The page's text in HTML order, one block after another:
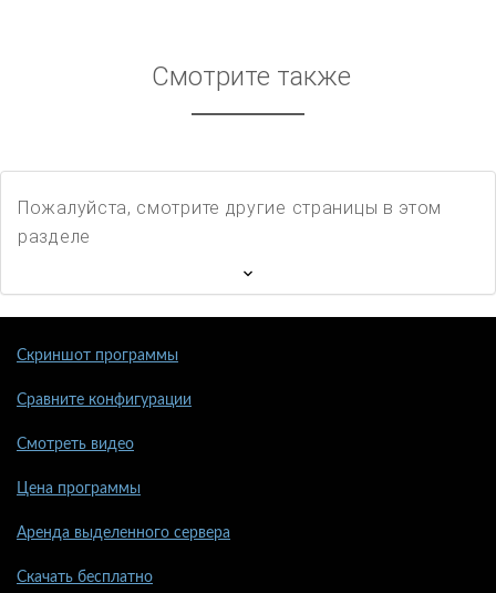
Смотрите также
Пожалуйста, смотрите другие страницы в этом
разделе
Скриншот программы
Сравните конфигурации
Смотреть видео
Цена программы
Аренда выделенного сервера
Скачать бесплатно